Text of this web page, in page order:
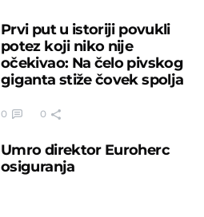
Prvi put u istoriji povukli
potez koji niko nije
očekivao: Na čelo pivskog
giganta stiže čovek spolja
0 0
Umro direktor Euroherc
osiguranja